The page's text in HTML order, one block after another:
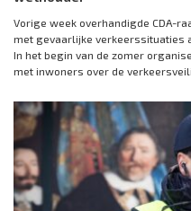
Vorige week overhandigde CDA-
met gevaarlijke verkeerssituaties
In het begin van de zomer
met inwoners over de